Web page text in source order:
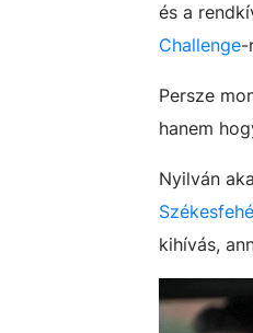
és a
Challenge-
Persze
hanem
Nyilván
kihívás,